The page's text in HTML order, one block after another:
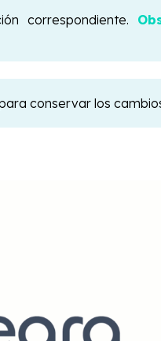
correspondiente.
conservar los